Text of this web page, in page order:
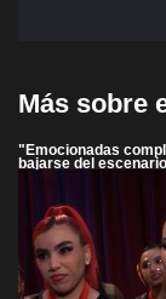
Más sobre
"Emocionadas
bajarse del